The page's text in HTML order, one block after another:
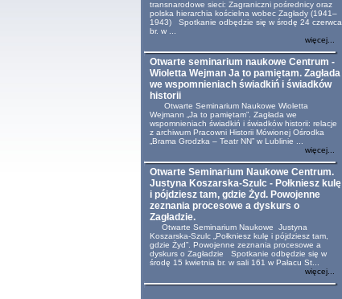
transnarodowe sieci: Zagraniczni pośrednicy oraz
polska hierarchia kościelna wobec Zagłady (1941–
1943) Spotkanie odbędzie się w środę 24 czerwca
br. w ...
więcej...
Otwarte seminarium naukowe Centrum -
Wioletta Wejman Ja to pamiętam. Zagłada
we wspomnieniach świadkiń i świadków
historii
Otwarte Seminarium Naukowe Wioletta
Wejmann „Ja to pamiętam”. Zagłada we
wspomnieniach świadkiń i świadków historii: relacje
z archiwum Pracowni Historii Mówionej Ośrodka
„Brama Grodzka – Teatr NN” w Lublinie ...
więcej...
Otwarte Seminarium Naukowe Centrum.
Justyna Koszarska-Szulc - Połkniesz kulę
i pójdziesz tam, gdzie Żyd. Powojenne
zeznania procesowe a dyskurs o
Zagładzie.
Otwarte Seminarium Naukowe Justyna
Koszarska-Szulc „Połkniesz kulę i pójdziesz tam,
gdzie Żyd”. Powojenne zeznania procesowe a
dyskurs o Zagładzie Spotkanie odbędzie się w
środę 15 kwietnia br. w sali 161 w Pałacu St...
więcej...